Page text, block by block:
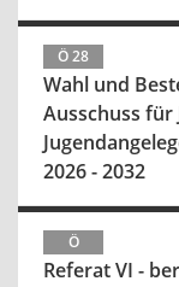
Ö 28
Wahl und
Ausschuss für
2026 - 2032
Ö
Referat VI -